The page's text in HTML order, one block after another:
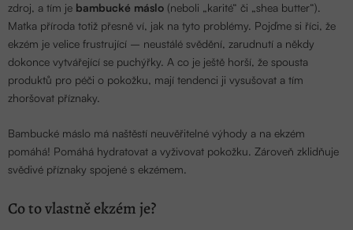
zdroj, a tím je bambucké máslo (neboli „karité“ či „shea butter“).
Matka příroda totiž přesně ví, jak na tyto problémy. Pojďme si říci, že
ekzém je velice frustrující – neustálé svědění, zarudnutí a někdy
dokonce vytvářející se puchýřky. A co je ještě horší, že spousta
produktů pro péči o pokožku, mají tendenci ji vysušovat a tím
zhoršovat příznaky.
Bambucké máslo má naštěstí neuvěřitelné výhody a na ekzém
pomáhá! Pomáhá hydratovat a vyživovat pokožku. Zároveň zklidňuje
svědivé příznaky spojené s ekzémem.
Co to vlastně ekzém je?